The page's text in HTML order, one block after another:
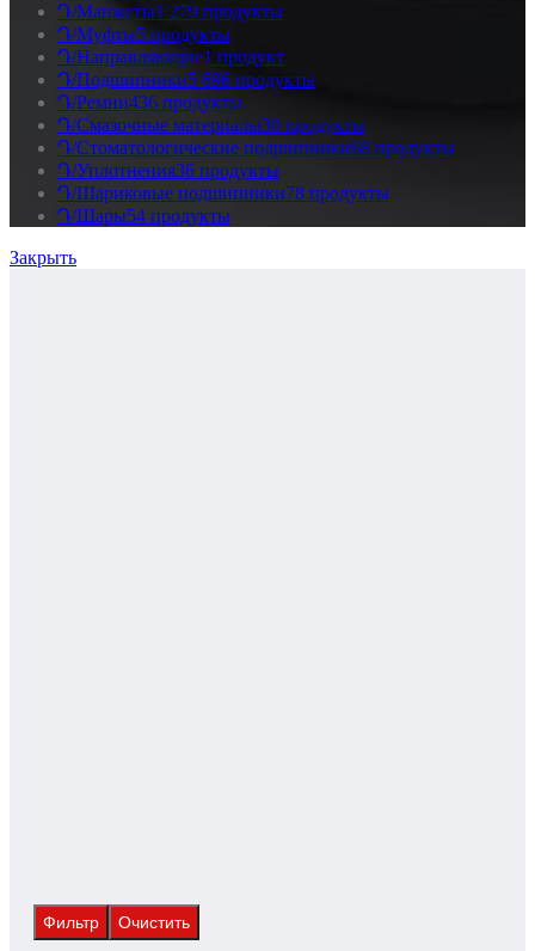
Դ/Манжеты1 279 продукты
Դ/Муфты5 продукты
Դ/Направляющие1 продукт
Դ/Подшипники5 696 продукты
Դ/Ремни436 продукты
Դ/Смазочные материалы30 продукты
Դ/Стоматологические подшипники68 продукты
Դ/Уплотнения36 продукты
Դ/Шариковые подшипники78 продукты
Դ/Шары54 продукты
Закрыть
Фильтр Очистить